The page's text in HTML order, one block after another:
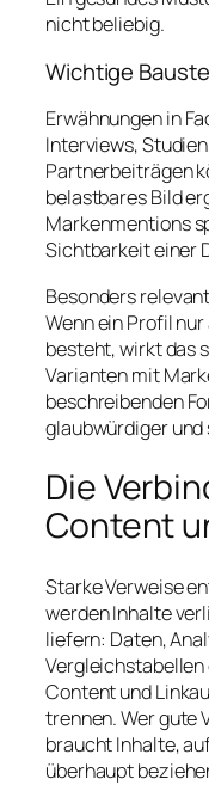
nicht beliebig.
Wichtige
Erwähnungen in
Interviews,
Partnerbeiträgen
belastbares Bild
Markenmentions
Sichtbarkeit einer
Besonders
Wenn ein Profil
besteht, wirkt das
Varianten mit
beschreibenden
glaubwürdiger
Die
Content
Starke Verweise
werden Inhalte
liefern: Daten,
Vergleichstabellen
Content und
trennen. Wer gute
braucht Inhalte,
überhaupt